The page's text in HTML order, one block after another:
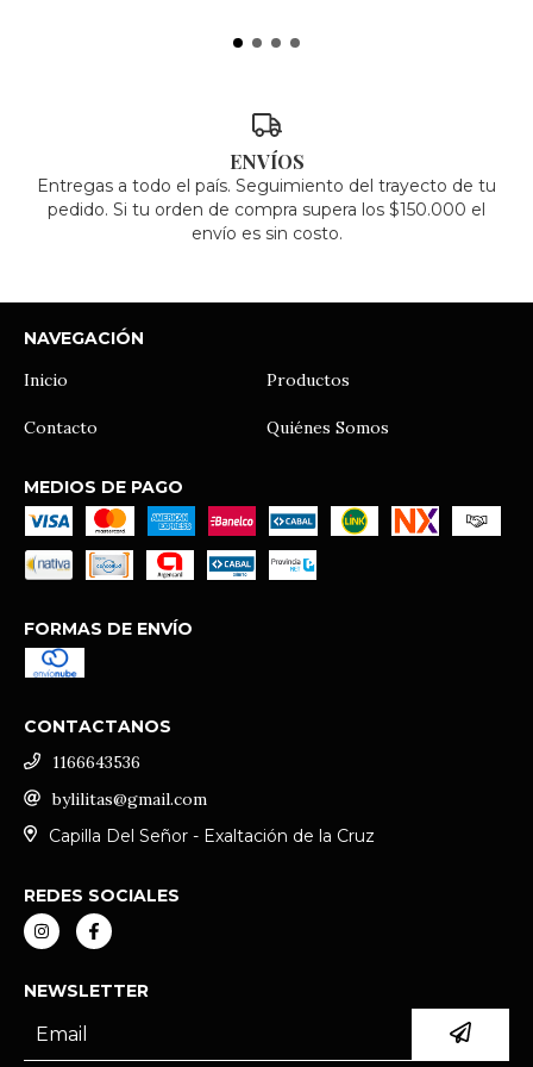
ENVÍOS
Entregas a todo el país. Seguimiento del trayecto de tu
pedido. Si tu orden de compra supera los $150.000 el
envío es sin costo.
NAVEGACIÓN
Inicio
Productos
Contacto Quiénes Somos
MEDIOS DE PAGO
FORMAS DE ENVÍO
CONTACTANOS
1166643536
bylilitas@gmail.com
Capilla Del Señor - Exaltación de la Cruz
REDES SOCIALES
NEWSLETTER